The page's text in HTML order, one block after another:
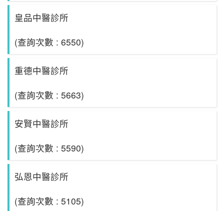
皇品中醫診所
(查詢次數 : 6550)
重德中醫診所
(查詢次數 : 5663)
安賢中醫診所
(查詢次數 : 5590)
弘恩中醫診所
(查詢次數 : 5105)